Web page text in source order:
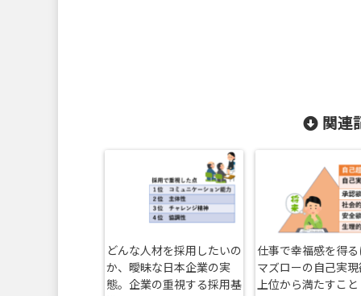
関連
どんな人材を採用したいの
か、曖昧な日本企業の実
態。企業の重視する採用基
仕事で幸福感を得
マズローの自己実
上位から満たすこと